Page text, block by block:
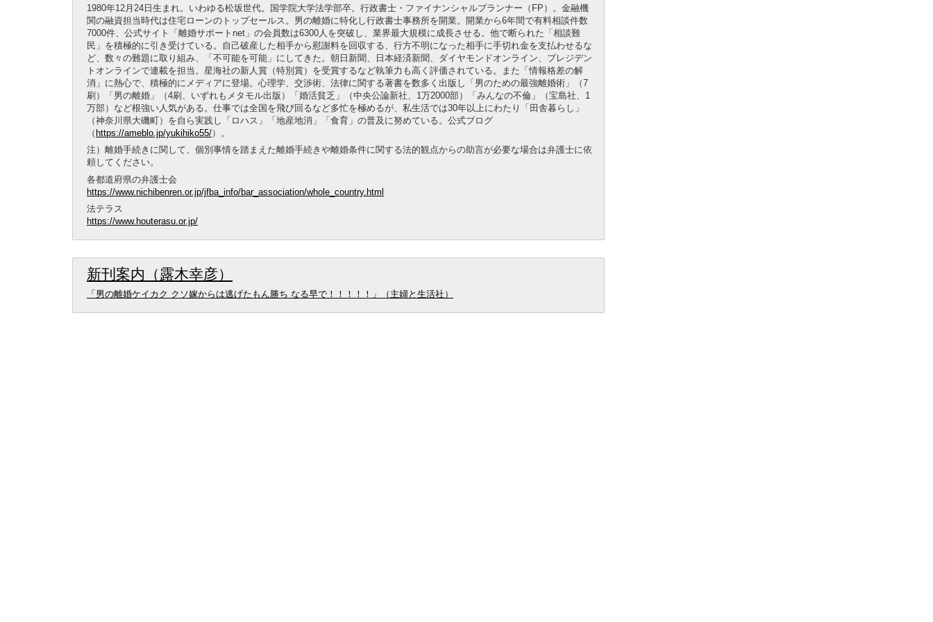
1980年12月24日生まれ。いわゆる松坂世代。国学院大学法学部卒。行政書士・ファイナンシャルプランナー（FP）。金融機
関の融資担当時代は住宅ローンのトップセールス。男の離婚に特化し行政書士事務所を開業。開業から6年間で有料相談件数
7000件、公式サイト「離婚サポートnet」の会員数は6300人を突破し、業界最大規模に成長させる。他で断られた「相談難
民」を積極的に引き受けている。自己破産した相手から慰謝料を回収する、行方不明になった相手に手切れ金を支払わせるな
ど、数々の難題に取り組み、「不可能を可能」にしてきた。朝日新聞、日本経済新聞、ダイヤモンドオンライン、プレジデン
トオンラインで連載を担当。星海社の新人賞（特別賞）を受賞するなど執筆力も高く評価されている。また「情報格差の解
消」に熱心で、積極的にメディアに登場。心理学、交渉術、法律に関する著書を数多く出版し「男のための最強離婚術」（7
刷）「男の離婚」（4刷、いずれもメタモル出版）「婚活貧乏」（中央公論新社、1万2000部）「みんなの不倫」（宝島社、1
万部）など根強い人気がある。仕事では全国を飛び回るなど多忙を極めるが、私生活では30年以上にわたり「田舎暮らし」
（神奈川県大磯町）を自ら実践し「ロハス」「地産地消」「食育」の普及に努めている。公式ブログ
（ https://ameblo.jp/yukihiko55/）。
注）離婚手続きに関して、個別事情を踏まえた離婚手続きや離婚条件に関する法的観点からの助言が必要な場合は弁護士に依
頼してください。
各都道府県の弁護士会
https://www.nichibenren.or.jp/jfba_info/bar_association/whole_country.html
法テラス
https://www.houterasu.or.jp/
新刊案内（露木幸彦）
「男の離婚ケイカク クソ嫁からは逃げたもん勝ち なる早で！！！！！」（主婦と生活社）